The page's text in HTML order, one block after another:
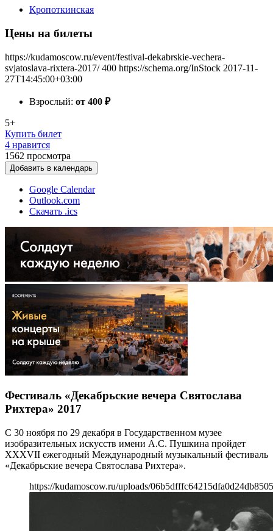
Кропоткинская
Цены на билеты
https://kudamoscow.ru/event/festival-dekabrskie-vechera-
svjatoslava-rixtera-2017/ 400 https://schema.org/InStock 2017-11-
27T14:45:00+03:00
Взрослый: от 400 ₽
5+
Купить билет
4 нравится
1562 просмотра
Добавить в календарь
Google Calendar
Outlook.com
Скачать .ics
Фестиваль «Декабрьские вечера Святослава
Рихтера» 2017
С 30 ноября по 29 декабря в Государственном музее
изобразительных искусств имени А.С. Пушкина пройдет
XXXVII ежегодный Международный музыкальный фестиваль
«Декабрьские вечера Святослава Рихтера».
https://kudamoscow.ru/uploads/